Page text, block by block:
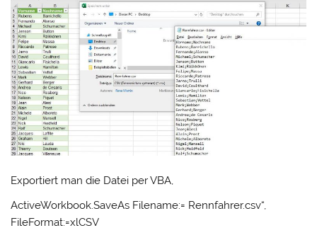
Exportiert man die Datei per VBA,
ActiveWorkbook.SaveAs Filename:= Rennfahrer.csv“,
FileFormat:=xlCSV